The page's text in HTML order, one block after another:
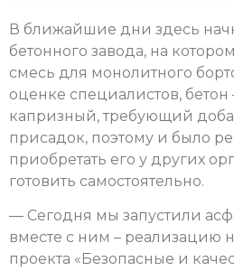
В ближайшие дни здесь
бетонного завода, на
смесь для монолитного
оценке специалистов, бетон
капризный, требующий
присадок, поэтому и было
приобретать его у других
готовить самостоятельно.
— Сегодня мы запустили
вместе с ним – реализацию
проекта «Безопасные и